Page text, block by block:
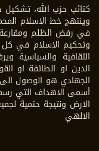
كتائب حزب الله،
وينتهج خط الاسلام
في رفض الظلم ومقارعة
وتحكيم الاسلام في
الثقافية والسياسية
الدين او الطائفة او
الجهادي هو الوصول
أسمى الاهداف التي
الارض ونتيجة حتمية
الالهي